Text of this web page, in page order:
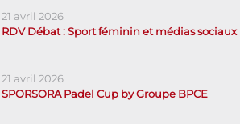
21 avril 2026
RDV Débat : Sport féminin et médias sociaux
21 avril 2026
SPORSORA Padel Cup by Groupe BPCE